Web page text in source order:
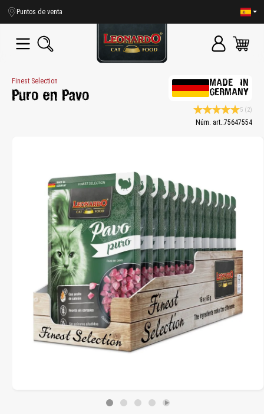
principal
Puntos de venta
Finest Selection
Puro en Pavo
MADE IN
GERMANY
Calificación
5 (2)
Núm. art.:75647554